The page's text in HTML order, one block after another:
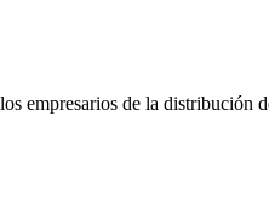
empresarios de la distribución